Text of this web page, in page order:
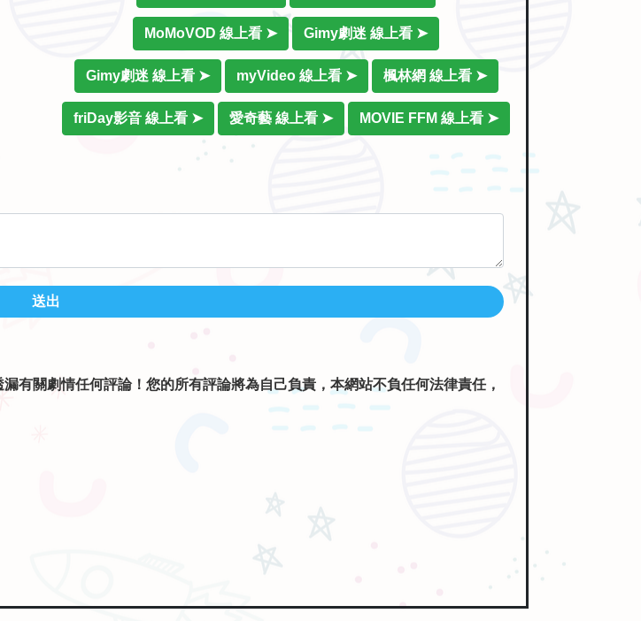
MoMoVOD 線上看 ➤ Gimy劇迷 線上看 ➤
Gimy劇迷 線上看 ➤ myVideo 線上看 ➤ 楓林網 線上看 ➤
friDay影音 線上看 ➤ 愛奇藝 線上看 ➤ MOVIE FFM 線上看 ➤
送出
有關劇情任何評論！您的所有評論將為自己負責，本網站不負任何法律責任，